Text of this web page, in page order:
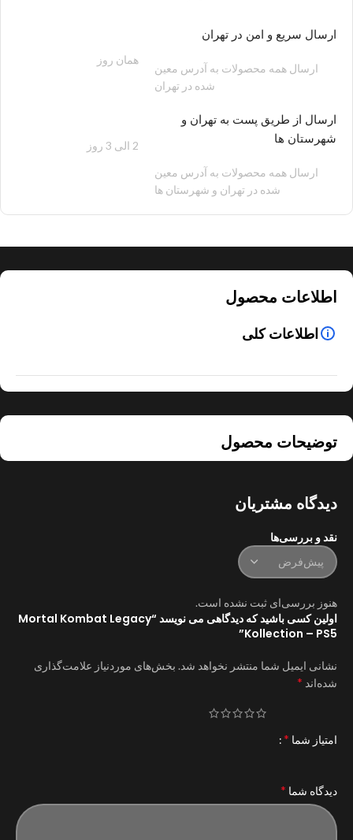
ارسال سریع و امن در تهران
ارسال همه محصولات به آدرس معین
شده در تهران
همان روز
ارسال از طریق پست به تهران و
شهرستان ها
ارسال همه محصولات به آدرس معین
شده در تهران و شهرستان ها
2 الی 3 روز
توضیحات محصول
اطلاعات محصول
اطلاعات کلی
دیدگاه مشتریان
نقد و بررسی‌ها
هنوز بررسی‌ای ثبت نشده است.
اولین کسی باشید که دیدگاهی می نویسد “Mortal Kombat Legacy
Kollection – PS5”
نشانی ایمیل شما منتشر نخواهد شد. بخش‌های موردنیاز علامت‌گذاری
شده‌اند *
امتیاز شما *
دیدگاه شما *